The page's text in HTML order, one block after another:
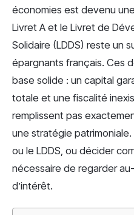
économies est devenu
Livret A et le Livret de
Solidaire (LDDS) reste un
épargnants français. Ces
base solide : un capital
totale et une fiscalité
remplissent pas
une stratégie
ou le LDDS, ou décider
nécessaire de regarder
d’intérêt.